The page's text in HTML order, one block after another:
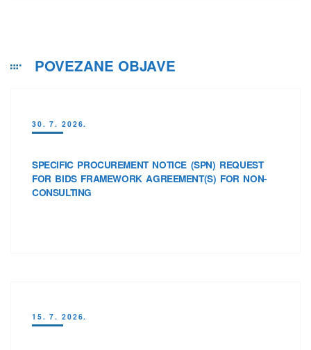
POVEZANE OBJAVE
30. 7. 2026.
SPECIFIC PROCUREMENT NOTICE (SPN) REQUEST
FOR BIDS FRAMEWORK AGREEMENT(S) FOR NON-
CONSULTING
15. 7. 2026.